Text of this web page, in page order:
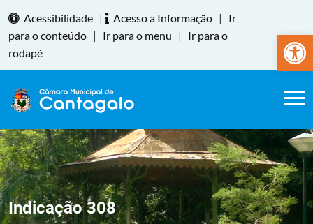
Abrir
Acessibilidade | Acesso a Informação |
Ir
para o conteúdo | Ir para o menu |
Ir para o
rodapé
Indicação 308